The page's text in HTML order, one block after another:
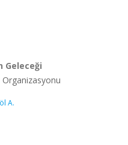
Geleceği
A.